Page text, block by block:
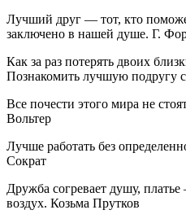
Лучший друг — тот, кто
заключено в нашей душе. Г.
Как за раз потерять двоих
Познакомить лучшую подругу
Все почести этого мира не
Вольтер
Лучше работать без
Сократ
Дружба согревает душу,
воздух. Козьма Прутков